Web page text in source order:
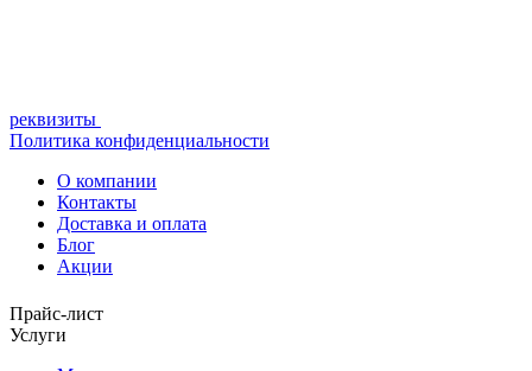
реквизиты
Политика конфиденциальности
О компании
Контакты
Доставка и оплата
Блог
Акции
Прайс-лист
Услуги